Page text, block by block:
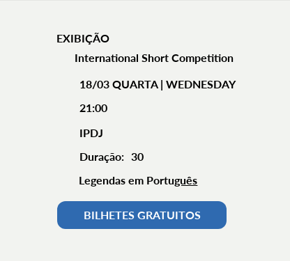
EXIBIÇÃO
International Short Competition
18/03 QUARTA | WEDNESDAY
21:00
IPDJ
Duração: 30
Legendas em Português
BILHETES GRATUITOS